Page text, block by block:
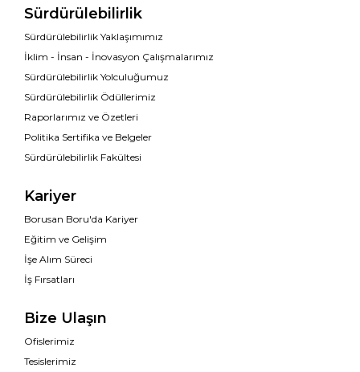
Sürdürülebilirlik
Sürdürülebilirlik Yaklaşımımız
İklim - İnsan - İnovasyon Çalışmalarımız
Sürdürülebilirlik Yolculuğumuz
Sürdürülebilirlik Ödüllerimiz
Raporlarımız ve Özetleri
Politika Sertifika ve Belgeler
Sürdürülebilirlik Fakültesi
Kariyer
Borusan Boru'da Kariyer
Eğitim ve Gelişim
İşe Alım Süreci
İş Fırsatları
Bize Ulaşın
Ofislerimiz
Tesislerimiz